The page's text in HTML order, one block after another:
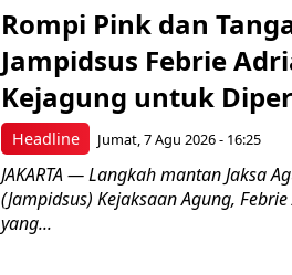
Headline
Rompi Pink dan
Jampidsus Febrie
Kejagung untuk
Jumat, 7 Agu 2026 - 16:25
JAKARTA — Langkah mantan Jaksa
(Jampidsus) Kejaksaan Agung,
yang...